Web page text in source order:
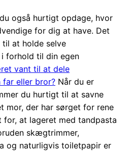
også hurtigt opdage, hvor
for dig at have. Det
at holde selve
forhold til din egen
vant til at dele
eller bror? Når du er
du hurtigt til at savne
mor, der har sørget for rene
at lageret med tandpasta
skægtrimmer,
og naturligvis toiletpapir er